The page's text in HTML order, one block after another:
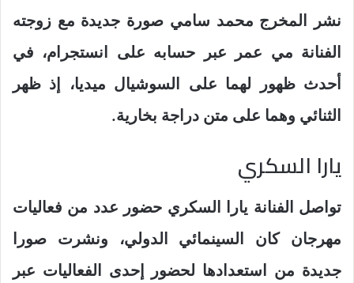
نشر المخرج محمد سامي صورة جديدة مع زوجته
الفنانة مي عمر عبر حسابه على انستجرام، في
أحدث ظهور لهما على السوشيال ميديا، إذ ظهر
الثنائي وهما على متن دراجة بخارية.
يارا السكري
تواصل الفنانة يارا السكري حضور عدد من فعاليات
مهرجان كان السينمائي الدولي، ونشرت صورا
جديدة من استعدادها لحضور إحدى الفعاليات عبر